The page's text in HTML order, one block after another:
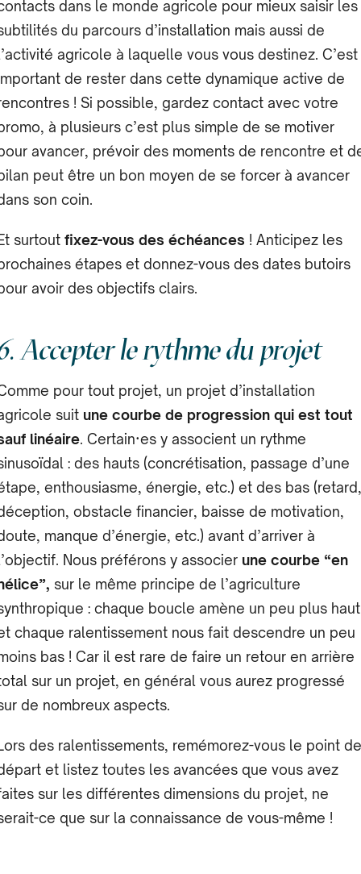
dans le monde agricole pour mieux saisir les
du parcours d’installation mais aussi de
agricole à laquelle vous vous destinez. C’est
de rester dans cette dynamique active de
! Si possible, gardez contact avec votre
à plusieurs c’est plus simple de se motiver
avancer, prévoir des moments de rencontre et
peut être un bon moyen de se forcer à avancer
son coin.
surtout fixez-vous des échéances ! Anticipez les
étapes et donnez-vous des dates butoirs
avoir des objectifs clairs.
Accepter le rythme du projet
pour tout projet, un projet d’installation
suit une courbe de progression qui est tout
linéaire. Certain·es y associent un rythme
: des hauts (concrétisation, passage d’une
enthousiasme, énergie, etc.) et des bas (retard,
obstacle financier, baisse de motivation,
manque d’énergie, etc.) avant d’arriver à
Nous préférons y associer une courbe “en
sur le même principe de l’agriculture
: chaque boucle amène un peu plus haut
chaque ralentissement nous fait descendre un peu
bas ! Car il est rare de faire un retour en arrière
sur un projet, en général vous aurez progressé
de nombreux aspects.
des ralentissements, remémorez-vous le point de
et listez toutes les avancées que vous avez
sur les différentes dimensions du projet, ne
ce que sur la connaissance de vous-même !